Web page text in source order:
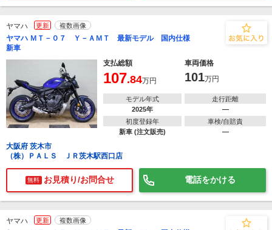
ヤマハ 更新 複数画像
ヤマハ ＭＴ－０７ Ｙ－ＡＭＴ 最新モデル 国内仕様
新車
支払総額
車両価格
107.84万円 101万円
モデル年式
2025年
走行距離
―
初度登録年
新車 (注文販売)
車検/自賠責
―
大阪府 茨木市
（株）ＰＡＬＳ ＪＲ茨木駅西口店
無料 お見積り/お問合せ 電話をかける
ヤマハ 更新 複数画像